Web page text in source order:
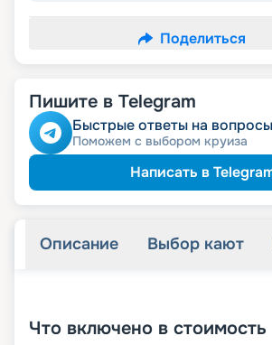
Поделиться
Пишите в Telegram
Быстрые ответы на вопросы
Поможем с выбором круиза
Написать в
Описание Выбор кают
Что включено в стоимость